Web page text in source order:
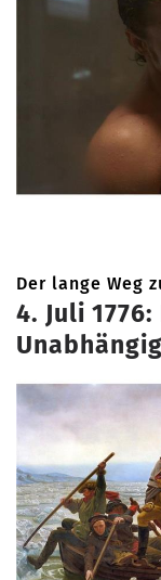
Der lange Weg
4. Juli